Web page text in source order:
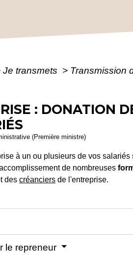
Je transmets > Transmission
: DONATION
(Première ministre)
à un ou plusieurs de vos salariés
de nombreuses
descréanciers de l'entreprise.
le repreneur